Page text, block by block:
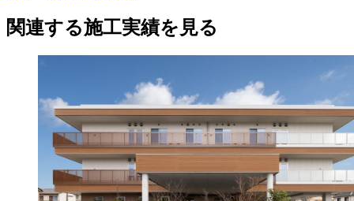
関連する​施工実績を​見る​